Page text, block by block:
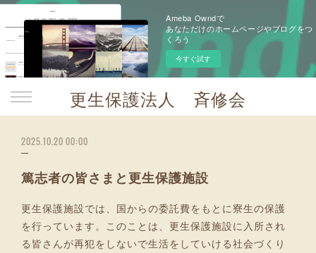
Ameba Owndで
あなただけのホームページやブログをつ
くろう
今すぐ試す
更生保護法人 斉修会
2025.10.20 00:00
篤志者の皆さまと更生保護施設
更生保護施設では、国からの委託費をもとに寮生の保護
を行っています。このことは、更生保護施設に入所され
る皆さんが再犯をしないで生活をしていける社会づくり